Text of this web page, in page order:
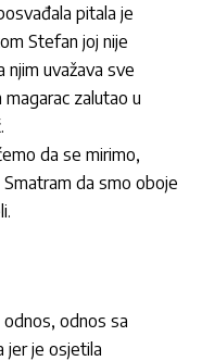
pitala je
Stefan joj nije
njim uvažava sve
zalutao u
da se mirimo,
da smo oboje
odnos sa
jer je osjetila